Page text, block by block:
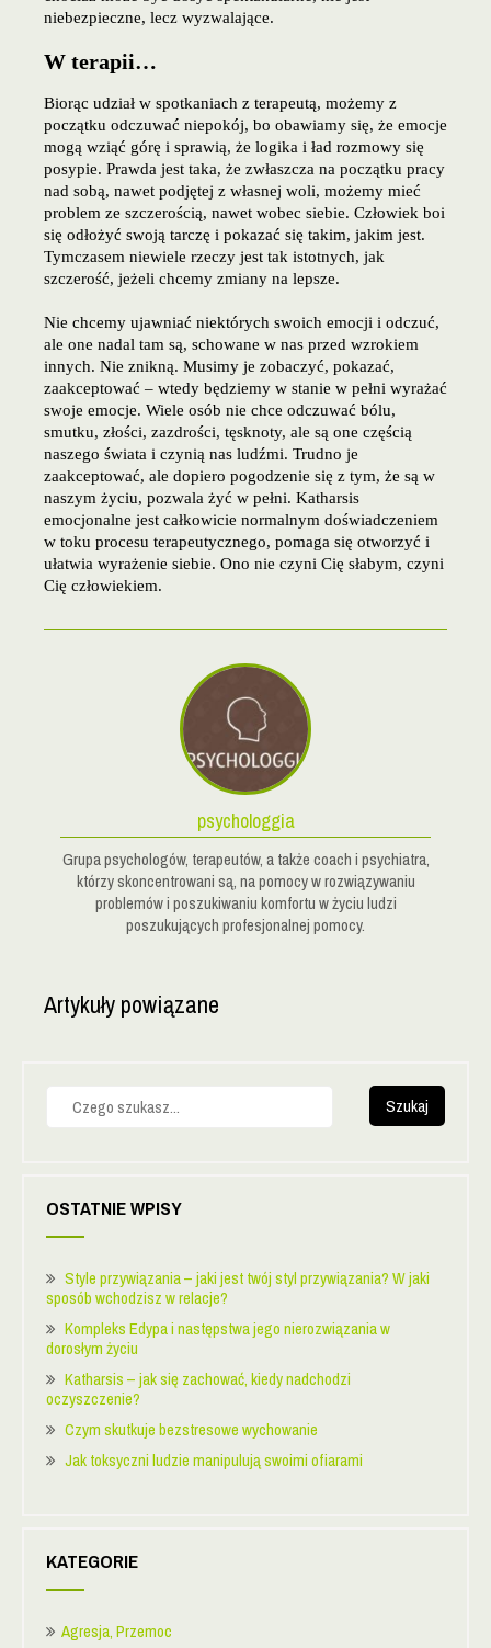
niebezpieczne, lecz wyzwalające.
W terapii…
Biorąc udział w spotkaniach z terapeutą, możemy z
początku odczuwać niepokój, bo obawiamy się, że emocje
mogą wziąć górę i sprawią, że logika i ład rozmowy się
posypie. Prawda jest taka, że zwłaszcza na początku pracy
nad sobą, nawet podjętej z własnej woli, możemy mieć
problem ze szczerością, nawet wobec siebie. Człowiek boi
się odłożyć swoją tarczę i pokazać się takim, jakim jest.
Tymczasem niewiele rzeczy jest tak istotnych, jak
szczerość, jeżeli chcemy zmiany na lepsze.
Nie chcemy ujawniać niektórych swoich emocji i odczuć,
ale one nadal tam są, schowane w nas przed wzrokiem
innych. Nie znikną. Musimy je zobaczyć, pokazać,
zaakceptować – wtedy będziemy w stanie w pełni wyrażać
swoje emocje. Wiele osób nie chce odczuwać bólu,
smutku, złości, zazdrości, tęsknoty, ale są one częścią
naszego świata i czynią nas ludźmi. Trudno je
zaakceptować, ale dopiero pogodzenie się z tym, że są w
naszym życiu, pozwala żyć w pełni. Katharsis
emocjonalne jest całkowicie normalnym doświadczeniem
w toku procesu terapeutycznego, pomaga się otworzyć i
ułatwia wyrażenie siebie. Ono nie czyni Cię słabym, czyni
Cię człowiekiem.
psychologgia
Grupa psychologów, terapeutów, a także coach i psychiatra,
którzy skoncentrowani są, na pomocy w rozwiązywaniu
problemów i poszukiwaniu komfortu w życiu ludzi
poszukujących profesjonalnej pomocy.
Artykuły powiązane
OSTATNIE WPISY
Style przywiązania – jaki jest twój styl przywiązania? W jaki
sposób wchodzisz w relacje?
Kompleks Edypa i następstwa jego nierozwiązania w
dorosłym życiu
Katharsis – jak się zachować, kiedy nadchodzi
oczyszczenie?
Czym skutkuje bezstresowe wychowanie
Jak toksyczni ludzie manipulują swoimi ofiarami
KATEGORIE
Agresja, Przemoc